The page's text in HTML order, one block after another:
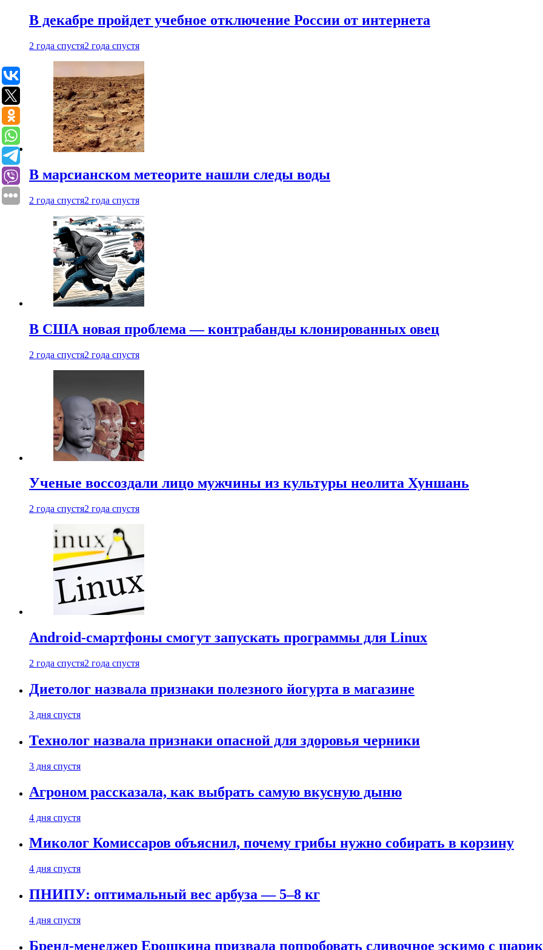
В декабре пройдет учебное отключение России от интернета
2 года спустя2 года спустя
В марсианском метеорите нашли следы воды
2 года спустя2 года спустя
В США новая проблема — контрабанды клонированных овец
2 года спустя2 года спустя
Ученые воссоздали лицо мужчины из культуры неолита Хуншань
2 года спустя2 года спустя
Android-смартфоны смогут запускать программы для Linux
2 года спустя2 года спустя
Диетолог назвала признаки полезного йогурта в магазине
3 дня спустя
Технолог назвала признаки опасной для здоровья черники
3 дня спустя
Агроном рассказала, как выбрать самую вкусную дыню
4 дня спустя
Миколог Комиссаров объяснил, почему грибы нужно собирать в корзину
4 дня спустя
ПНИПУ: оптимальный вес арбуза — 5–8 кг
4 дня спустя
Бренд-менеджер Ерошкина призвала попробовать сливочное эскимо с